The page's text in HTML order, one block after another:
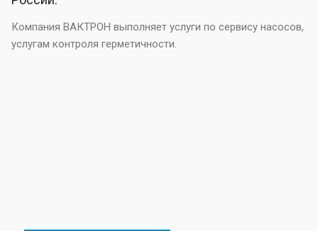
Компания ВАКТРОН выполняет услуги по сервису насосов,
услугам контроля герметичности.